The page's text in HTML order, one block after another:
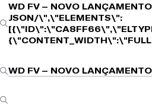
WD FV – NOVO LANÇAMENTO
JSON/\",\"ELEMENTS\":
WD FV – NOVO LANÇAMENTO